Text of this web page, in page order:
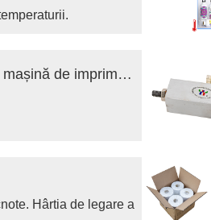
Heidelberg PM74 SM74 Electrovalvă pentru mașină de imprimat ESM-25-30-P-SA 92.184.1011/A
Hârtia de legare a